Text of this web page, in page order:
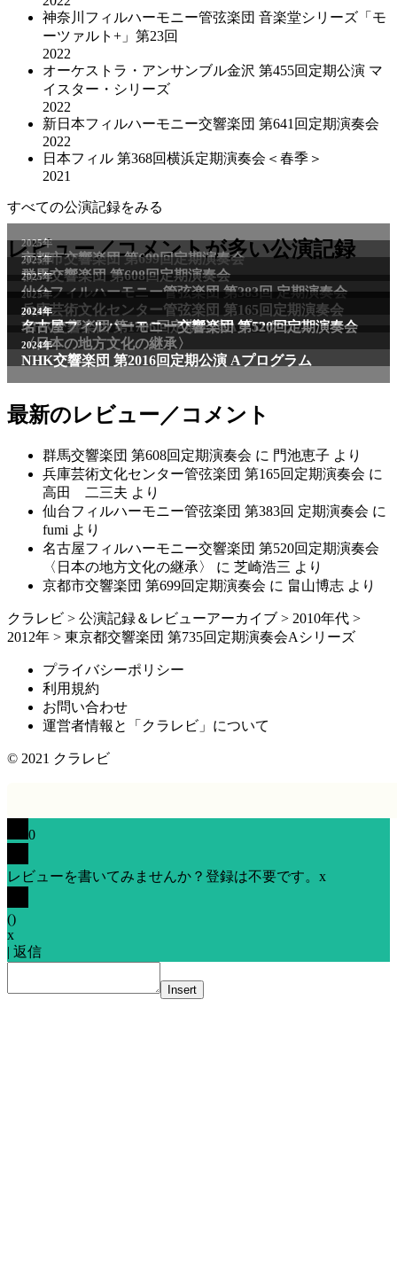
神奈川フィルハーモニー管弦楽団 音楽堂シリーズ「モ
ーツァルト+」第23回
2022
オーケストラ・アンサンブル金沢 第455回定期公演 マ
イスター・シリーズ
2022
新日本フィルハーモニー交響楽団 第641回定期演奏会
2022
日本フィル 第368回横浜定期演奏会＜春季＞
2021
すべての公演記録をみる
レビュー／コメントが多い公演記録
2025年
京都市交響楽団 第699回定期演奏会
2025年
群馬交響楽団 第608回定期演奏会
2025年
仙台フィルハーモニー管弦楽団 第383回 定期演奏会
2025年
兵庫芸術文化センター管弦楽団 第165回定期演奏会
2011年
NHK交響楽団 第1706回定期公演Aプログラム
2024年
名古屋フィルハーモニー交響楽団 第520回定期演奏会
〈日本の地方文化の継承〉
2024年
NHK交響楽団 第2016回定期公演 Aプログラム
最新のレビュー／コメント
群馬交響楽団 第608回定期演奏会 に 門池恵子 より
兵庫芸術文化センター管弦楽団 第165回定期演奏会 に
高田 二三夫 より
仙台フィルハーモニー管弦楽団 第383回 定期演奏会 に
fumi より
名古屋フィルハーモニー交響楽団 第520回定期演奏会
〈日本の地方文化の継承〉
に 芝崎浩三 より
京都市交響楽団 第699回定期演奏会 に 畠山博志 より
クラレビ > 公演記録＆レビューアーカイブ > 2010年代 >
2012年 > 東京都交響楽団 第735回定期演奏会Aシリーズ
プライバシーポリシー
利用規約
お問い合わせ
運営者情報と「クラレビ」について
© 2021 クラレビ
0
レビューを書いてみませんか？登録は不要です。 x
()
x
| 返信
Insert